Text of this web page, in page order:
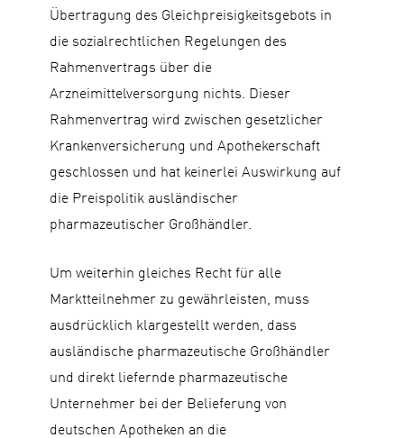
Übertragung des Gleichpreisigkeitsgebots in
die sozialrechtlichen Regelungen des
Rahmenvertrags über die
Arzneimittelversorgung nichts. Dieser
Rahmenvertrag wird zwischen gesetzlicher
Krankenversicherung und Apothekerschaft
geschlossen und hat keinerlei Auswirkung auf
die Preispolitik ausländischer
pharmazeutischer Großhändler.
Um weiterhin gleiches Recht für alle
Marktteilnehmer zu gewährleisten, muss
ausdrücklich klargestellt werden, dass
ausländische pharmazeutische Großhändler
und direkt liefernde pharmazeutische
Unternehmer bei der Belieferung von
deutschen Apotheken an die